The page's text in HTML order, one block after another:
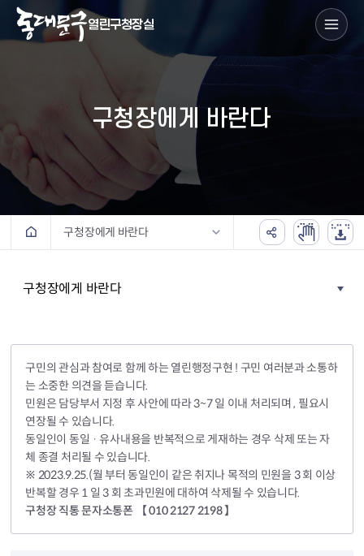
열린구청장실
구청장에게 바란다
구청장에게 바란다
구청장에게 바란다
구민의 관심과 참여로 함께 하는 열린행정구현 ! 구민 여러분과 소통하
는 소중한 의견을 듣습니다.
민원은 담당부서 지정 후 사안에 따라 3~7 일 이내 처리되며 , 필요시
연장될 수 있습니다.
동일인이 동일 · 유사내용을 반복적으로 게재하는 경우 삭제 또는 자
체 종결 처리될 수 있습니다.
※ 2023.9.25.(월 부터 동일인이 같은 취지나 목적의 민원을 3 회 이상
반복할 경우 1 일 3 회 초과민원에 대하여 삭제될 수 있습니다.
구청장 직통 문자소통폰 【 010 2127 2198 】